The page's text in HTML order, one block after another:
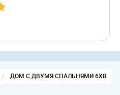
CURRENT:
ДОМ С ДВУМЯ СПАЛЬНЯМИ 6Х8